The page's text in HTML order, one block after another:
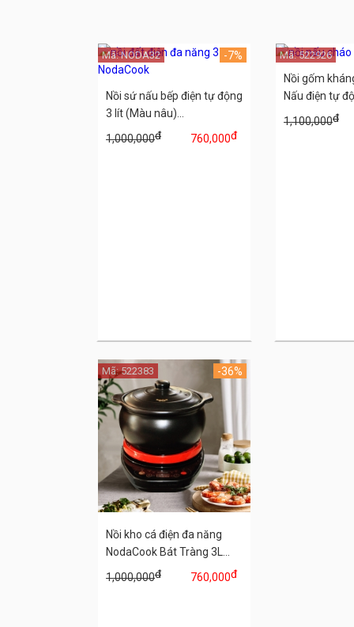
Nồi sứ nấu bếp điện tự động
3 lít (Màu nâu)...
1,000,000đ 760,000đ
-7%
Mã: NODA32
Nồi gốm
Nấu điện tự
1,100,000đ
Mã: 522926
Nồi kho cá điện đa năng
NodaCook Bát Tràng 3L...
1,000,000đ 760,000đ
-36%
Mã: 522383